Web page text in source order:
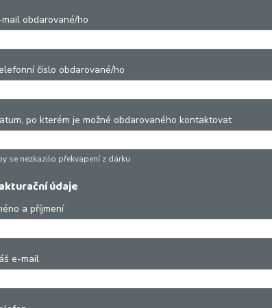
mail obdarované/ho
číslo obdarované/ho
po kterém je možné obdarovaného kontaktovat
se nezkazilo překvapení z dárku
údaje
a příjmení
e-mail